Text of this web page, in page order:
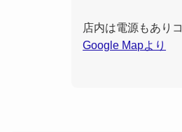
店内は電源もありコ
Google Mapより